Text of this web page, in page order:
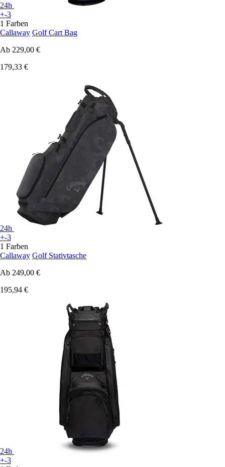
24h
+-3
1 Farben
Callaway Golf Cart Bag
Ab 229,00 €
179,33 €
24h
+-3
1 Farben
Callaway Golf Stativtasche
Ab 249,00 €
195,94 €
24h
+-3